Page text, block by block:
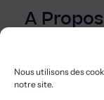
Nous utilisons des
notre site.
A Propos
Plan du site
FAQ